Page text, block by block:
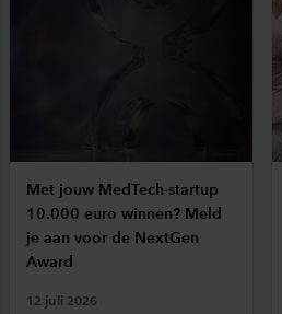
Met jouw MedTech-startup
10.000 euro winnen? Meld
je aan voor de NextGen
Award
12 juli 2026